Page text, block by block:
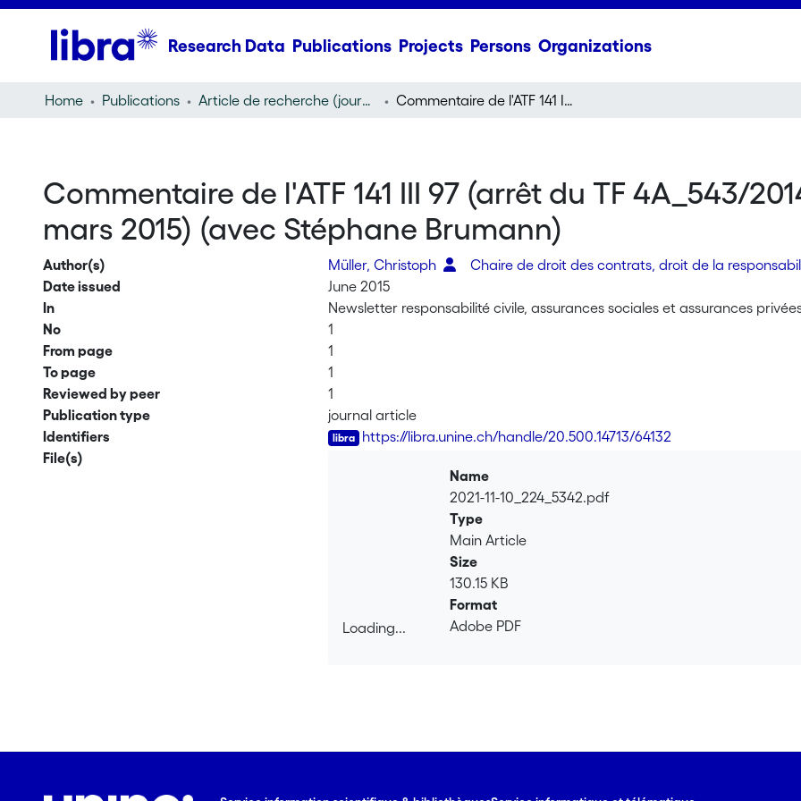
Research Data Publications Projects Persons Organizations
Home Publications Article de recherche (journal article) Commentaire de l'ATF 141 III 97 (arrêt du TF 4A_543/2014, 4A_547/2014 du 30 mars 2015) (avec Stéphane Brumann)
Commentaire de l'ATF 141 III 97 (arrêt du TF 4A_543/
mars 2015) (avec Stéphane Brumann)
Author(s) Müller, Christoph
Chaire de droit des contrats, droit de la
Date issued
June 2015
In
Newsletter responsabilité civile, assurances sociales et assurances
No
1
From page
1
To page
1
Reviewed by peer
1
Publication type
journal article
Identifiers
https://libra.unine.ch/handle/20.500.14713/64132
File(s)
Loading...
Name
2021-11-10_224_5342.pdf
Type
Main Article
Size
130.15 KB
Format
Adobe PDF